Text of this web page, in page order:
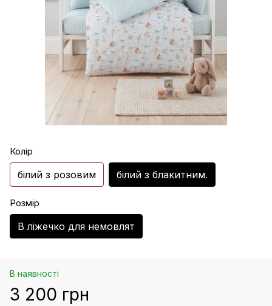
Колір
білий з розовим білий з блакитним.
Розмір
В ліжечко для немовлят
В наявності
3 200 грн